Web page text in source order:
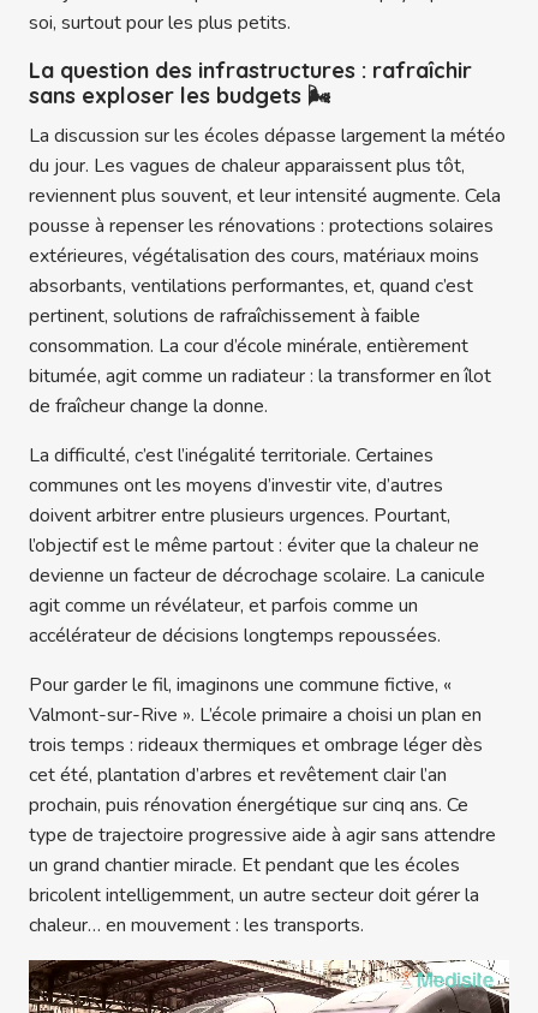
soi, surtout pour les plus petits.
La question des infrastructures : rafraîchir
sans exploser les budgets 🌬️
La discussion sur les écoles dépasse largement la météo
du jour. Les vagues de chaleur apparaissent plus tôt,
reviennent plus souvent, et leur intensité augmente. Cela
pousse à repenser les rénovations : protections solaires
extérieures, végétalisation des cours, matériaux moins
absorbants, ventilations performantes, et, quand c’est
pertinent, solutions de rafraîchissement à faible
consommation. La cour d’école minérale, entièrement
bitumée, agit comme un radiateur : la transformer en îlot
de fraîcheur change la donne.
La difficulté, c’est l’inégalité territoriale. Certaines
communes ont les moyens d’investir vite, d’autres
doivent arbitrer entre plusieurs urgences. Pourtant,
l’objectif est le même partout : éviter que la chaleur ne
devienne un facteur de décrochage scolaire. La canicule
agit comme un révélateur, et parfois comme un
accélérateur de décisions longtemps repoussées.
Pour garder le fil, imaginons une commune fictive, «
Valmont-sur-Rive ». L’école primaire a choisi un plan en
trois temps : rideaux thermiques et ombrage léger dès
cet été, plantation d’arbres et revêtement clair l’an
prochain, puis rénovation énergétique sur cinq ans. Ce
type de trajectoire progressive aide à agir sans attendre
un grand chantier miracle. Et pendant que les écoles
bricolent intelligemment, un autre secteur doit gérer la
chaleur… en mouvement : les transports.